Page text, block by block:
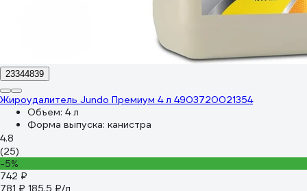
23344839
Жироудалитель Jundo Премиум 4 л 4903720021354
Объем: 4 л
Форма выпуска: канистра
4.8
(25)
-5%
742 ₽
781 ₽ 185.5 ₽/л